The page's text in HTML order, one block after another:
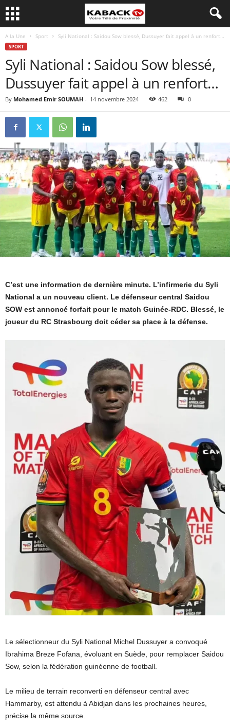
A la Une Sport Syli National : Saidou Sow blessé, Dussuyer fait appel à un renfort…
SPORT
Syli National : Saidou Sow blessé,
Dussuyer fait appel à un renfort…
By Mohamed Emir SOUMAH - 14 novembre 2024 462 0
C’est une information de dernière minute. L’infirmerie du Syli
National a un nouveau client. Le défenseur central Saidou
SOW est annoncé forfait pour le match Guinée-RDC. Blessé, le
joueur du RC Strasbourg doit céder sa place à la défense.
Le sélectionneur du Syli National Michel Dussuyer a convoqué
Ibrahima Breze Fofana, évoluant en Suède, pour remplacer Saidou
Sow, selon la fédération guinéenne de football.
Le milieu de terrain reconverti en défenseur central avec
Hammarby, est attendu à Abidjan dans les prochaines heures,
précise la même source.